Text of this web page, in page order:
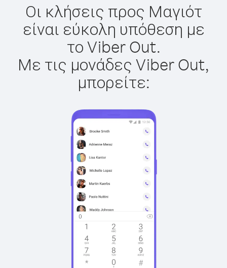
Οι κλήσεις προς Μαγιότ
είναι εύκολη υπόθεση με
το Viber Out.
Με τις μονάδες Viber Out,
μπορείτε: